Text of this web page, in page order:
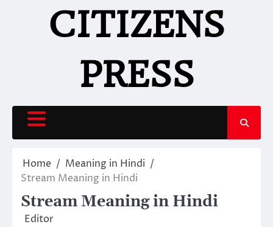
CITIZENS
PRESS
Home
Meaning in Hindi
Stream Meaning in Hindi
Stream Meaning in Hindi
Editor